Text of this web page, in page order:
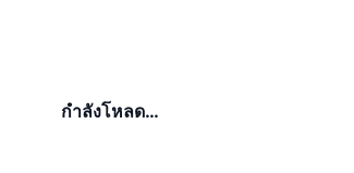
กำลังโหลด…